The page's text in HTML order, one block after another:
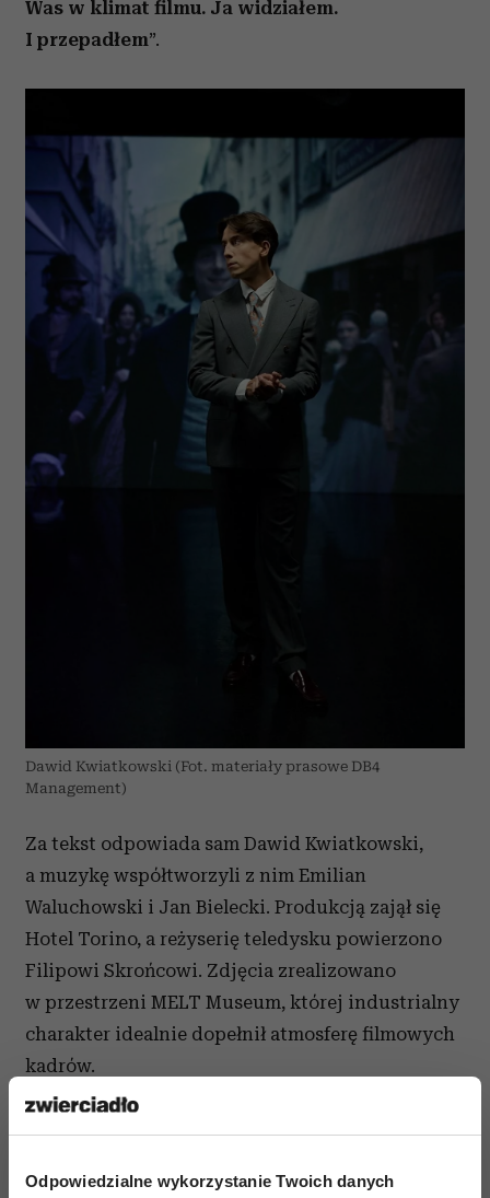
Odpowiedzialne wykorzystanie Twoich danych
Was w klimat filmu. Ja widziałem.
I przepadłem”.
Dawid Kwiatkowski (Fot. materiały prasowe DB4
Management)
Za tekst odpowiada sam Dawid Kwiatkowski,
a muzykę współtworzyli z nim Emilian
Waluchowski i Jan Bielecki. Produkcją zajął się
Hotel Torino, a reżyserię teledysku powierzono
Filipowi Skrońcowi. Zdjęcia zrealizowano
w przestrzeni MELT Museum, której industrialny
charakter idealnie dopełnił atmosferę filmowych
kadrów.